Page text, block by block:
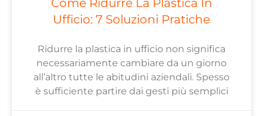
Come Ridurre La Plastica In
Ufficio: 7 Soluzioni Pratiche
Ridurre la plastica in ufficio non significa
necessariamente cambiare da un giorno
all’altro tutte le abitudini aziendali. Spesso
è sufficiente partire dai gesti più semplici